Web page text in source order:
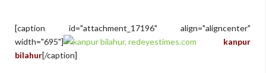
[caption id="attachment_17196" align="aligncenter"
width="695"]
kanpur
bilahur[/caption]